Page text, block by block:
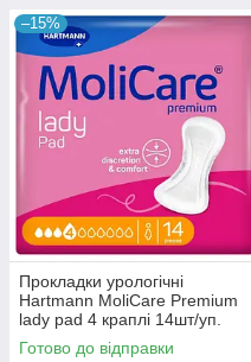
–15%
Прокладки урологічні
Hartmann MoliCare Premium
lady pad 4 краплі 14шт/уп.
Готово до відправки